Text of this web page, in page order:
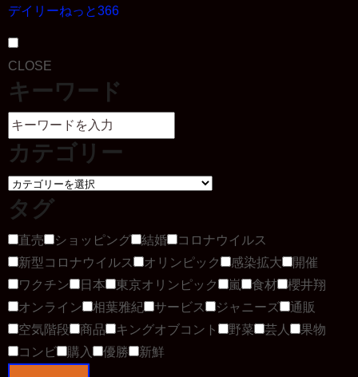
デイリーねっと366
CLOSE
キーワード
カテゴリー
タグ
直売 ショッピング 結婚
コロナウイルス
新型コロナウイルス
オリンピック 感染拡大
開催
ワクチン
日本 東京オリンピック 嵐 食材
櫻井翔
オンライン
相葉雅紀 サービス ジャニーズ
通販
空気階段
商品 キングオブコント 野菜 芸人
果物
コンビ
購入 優勝 新鮮